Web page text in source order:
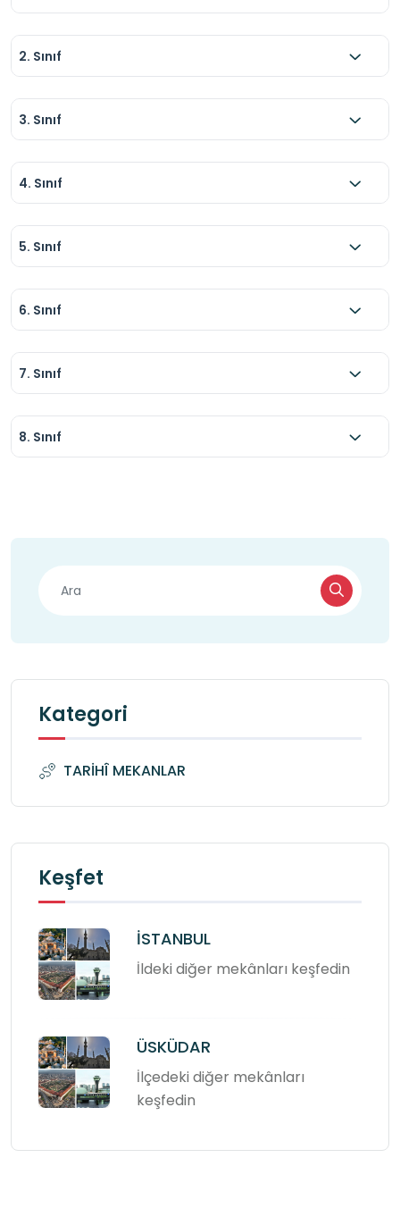
2. Sınıf
3. Sınıf
4. Sınıf
5. Sınıf
6. Sınıf
7. Sınıf
8. Sınıf
Kategori
TARİHÎ MEKANLAR
Keşfet
İSTANBUL
İldeki diğer mekânları keşfedin
ÜSKÜDAR
İlçedeki diğer mekânları
keşfedin